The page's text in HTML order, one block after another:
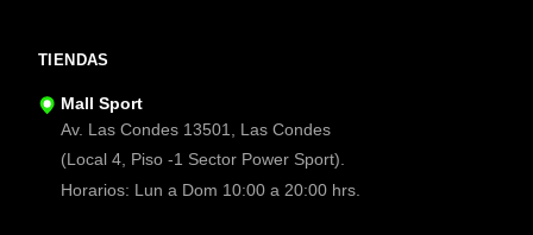
TIENDAS
Mall Sport
Av. Las Condes 13501, Las Condes
(Local 4, Piso -1 Sector Power Sport).
Horarios: Lun a Dom 10:00 a 20:00 hrs.